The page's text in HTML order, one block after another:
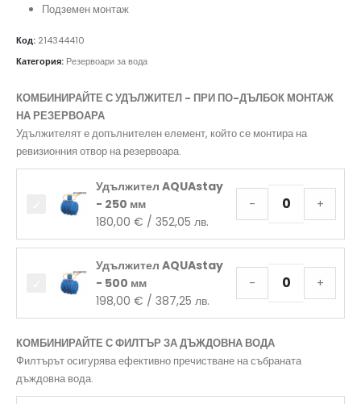
Подземен монтаж
Код: 214344410
Категория: Резервоари за вода
КОМБИНИРАЙТЕ С УДЪЛЖИТЕЛ - ПРИ ПО-ДЪЛБОК МОНТАЖ
НА РЕЗЕРВОАРА
Удължителят е допълнителен елемент, който се монтира на
ревизионния отвор на резервоара.
Удължител AQUAstay
- 250 мм
180,00 € / 352,05 лв.
- +
Удължител AQUAstay
- 500 мм
198,00 € / 387,25 лв.
- +
КОМБИНИРАЙТЕ С ФИЛТЪР ЗА ДЪЖДОВНА ВОДА
Филтърът осигурява ефективно пречистване на събраната
дъждовна вода.